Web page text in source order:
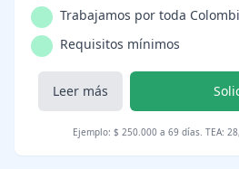
Trabajamos por toda
Requisitos mínimos
Leer más
Ejemplo: $ 250.000 a 69 días. TEA: